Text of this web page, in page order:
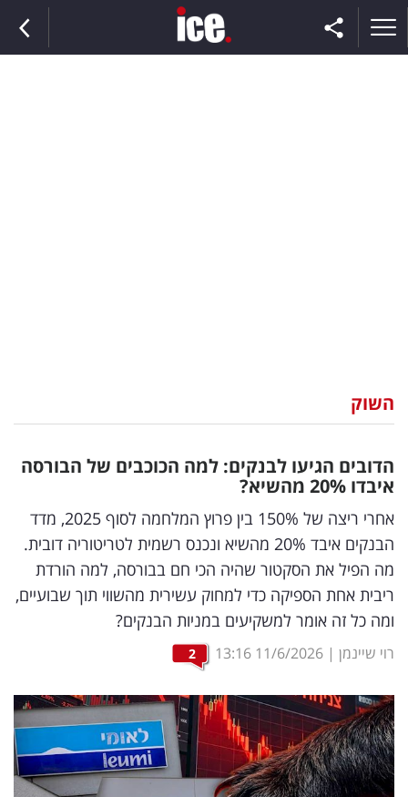
וצרכנות
דיגיטל
וטק
שיווק
ופרסום
משפט
ומחקרים
דעות
רכילות
השוק
הדובים הגיעו לבנקים: למה הכוכבים של הבורסה
איבדו 20 % מהשיא?
אחרי ריצה של 150% בין פרוץ המלחמה לסוף 2025, מדד
הבנקים איבד 20% מהשיא ונכנס רשמית לטריטוריה דובית.
מה הפיל את הסקטור שהיה הכי חם בבורסה, למה הורדת
ריבית אחת הספיקה כדי למחוק עשירית מהשווי תוך שבועיים,
ומה כל זה אומר למשקיעים במניות הבנקים?
רוי שיינמן |
11/6/2026
13:16
2